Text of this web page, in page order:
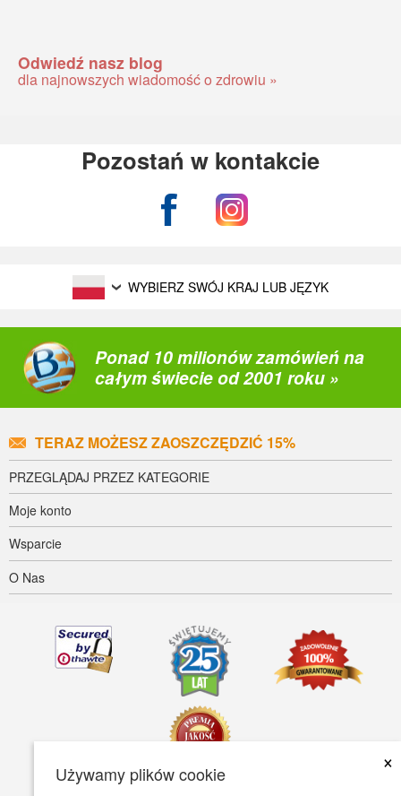
Używamy plików cookie
×
Odwiedź nasz blog
dla najnowszych wiadomość o zdrowiu »
Pozostań w kontakcie
WYBIERZ SWÓJ KRAJ LUB JĘZYK
Ponad 10 milionów zamówień na
całym świecie od 2001 roku »
TERAZ MOŻESZ ZAOSZCZĘDZIĆ 15%
PRZEGLĄDAJ PRZEZ KATEGORIE
Moje konto
Wsparcie
O Nas